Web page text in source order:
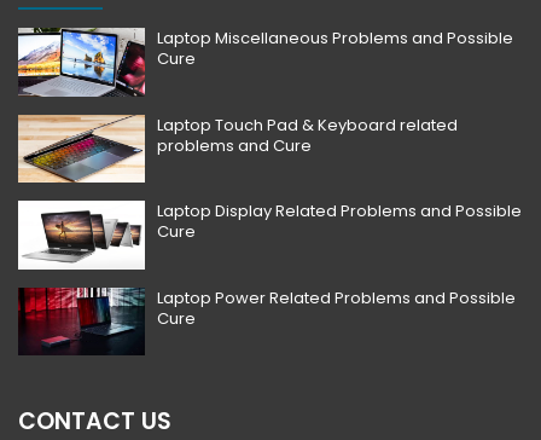
Laptop Miscellaneous Problems and Possible
Cure
Laptop Touch Pad & Keyboard related
problems and Cure
Laptop Display Related Problems and Possible
Cure
Laptop Power Related Problems and Possible
Cure
CONTACT US